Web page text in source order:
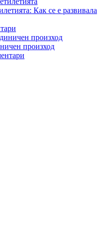
Как се е развивала
произход